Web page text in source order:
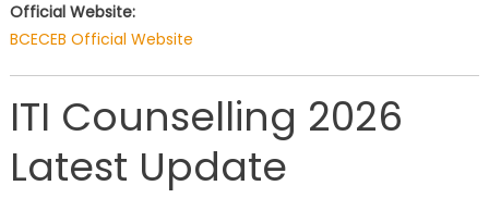
Official Website:
BCECEB Official Website
ITI Counselling 2026
Latest Update